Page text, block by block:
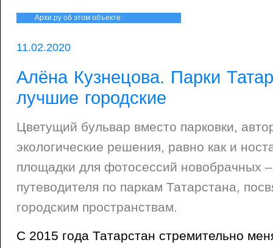
Архи.ру об этом объекте:
11.02.2020
Алёна Кузнецова. Парки
лучшие городские
Цветущий бульвар вместо парковки,
экологические решения, равно как и
площадки для фотосессий новобрачных
путеводителя по паркам Татарстана,
городским пространствам.
С 2015 года Татарстан стремительно